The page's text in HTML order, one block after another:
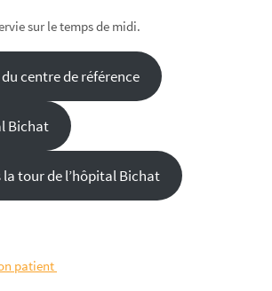
sur le temps de midi.
centre de référence
Bichat
la tour de l’hôpital Bichat
patient